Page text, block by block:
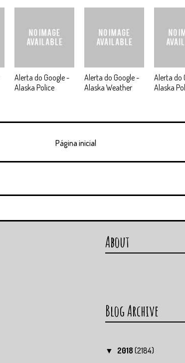
Alerta do Google -
Alaska Police
Alerta do Google -
Alaska Weather
Alerta do
Alaska
Página inicial
About
Blog Archive
▼ 2018 (2184)